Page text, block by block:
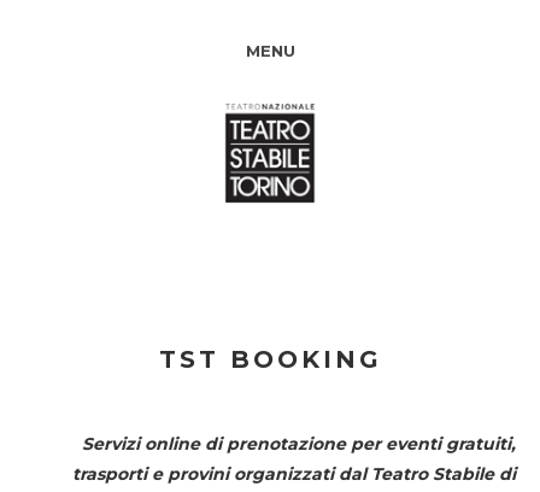
MENU
TST BOOKING
Servizi online di prenotazione per eventi gratuiti,
trasporti e provini organizzati dal Teatro Stabile di